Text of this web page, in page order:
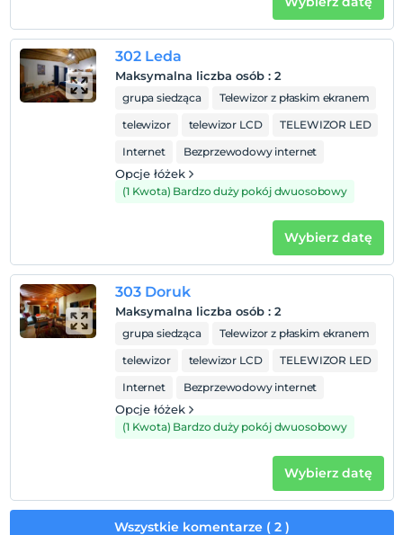
302 Leda
Maksymalna liczba osób : 2
grupa siedząca
Telewizor z płaskim ekranem
telewizor
telewizor LCD
TELEWIZOR LED
Internet
Bezprzewodowy internet
Opcje łóżek
(1 Kwota) Bardzo duży pokój dwuosobowy
Wybierz datę
303 Doruk
Maksymalna liczba osób : 2
grupa siedząca
Telewizor z płaskim ekranem
telewizor
telewizor LCD
TELEWIZOR LED
Internet
Bezprzewodowy internet
Opcje łóżek
(1 Kwota) Bardzo duży pokój dwuosobowy
Wybierz datę
Wszystkie komentarze ( 2 )